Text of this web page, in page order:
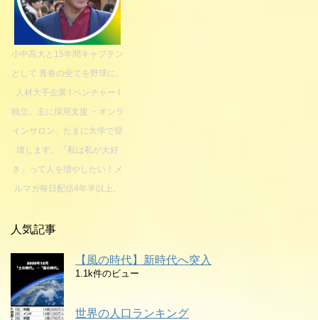
小中高大と15年間キャプテン
として 青春の全てを野球に。
人材大手企業 I ベンチャー I
独立。主に採用支援 ・オンラ
インサロン、たまに大学で登
壇します。「私は私が大好
き」って人を増やしたい！メ
ルマガ毎日配信4年半以上。
人気記事
【風の時代】新時代へ突入
1.1k件のビュー
世界の人口ランキング